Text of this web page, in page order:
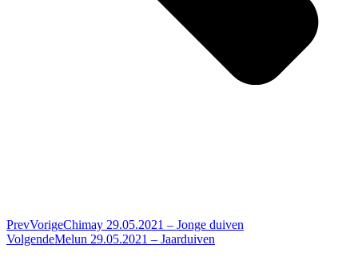
PrevVorigeChimay 29.05.2021 – Jonge duiven
VolgendeMelun 29.05.2021 – Jaarduiven